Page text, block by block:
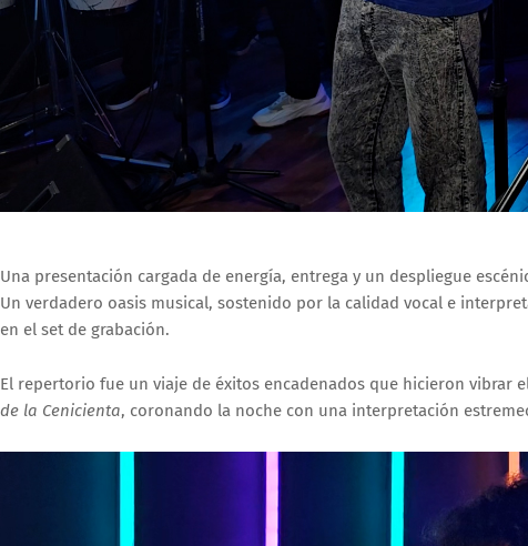
Una presentación cargada de energía, entrega y un despliegue
Un verdadero oasis musical, sostenido por la calidad vocal e
en el set de grabación.
El repertorio fue un viaje de éxitos encadenados que hicieron vibrar
de la Cenicienta, coronando la noche con una interpretación